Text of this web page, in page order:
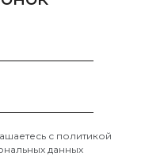
с политикой
данных